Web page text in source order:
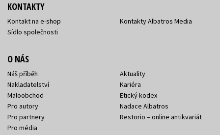
KONTAKTY
Kontakt na e-shop
Sídlo společnosti
Kontakty Albatros Media
O NÁS
Náš příběh
Nakladatelství
Maloobchod
Pro autory
Pro partnery
Pro média
Aktuality
Kariéra
Etický kodex
Nadace Albatros
Restorio – online antikvariát